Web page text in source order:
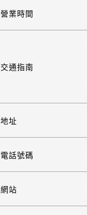
營業時間
交通指南
地址
電話號碼
網站